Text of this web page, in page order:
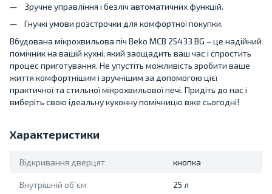
Зручне управління і безліч автоматичних функцій.
Гнучкі умови розстрочки для комфортної покупки.
Вбудована мікрохвильова піч Beko MCB 25433 BG – це надійний
помічник на вашій кухні, який заощадить ваш час і спростить
процес приготування. Не упустіть можливість зробити ваше
життя комфортнішим і зручнішим за допомогою цієї
практичної та стильної мікрохвильової печі. Придіть до нас і
виберіть свою ідеальну кухонну помічницю вже сьогодні!
Характеристики
Відкривання дверцят кнопка
Внутрішній об`єм 25 л